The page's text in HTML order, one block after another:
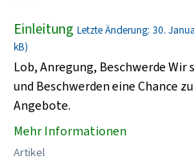
Einleitung Letzte Änderung: 30.
kB)
Lob, Anregung, Beschwerde Wir
und Beschwerden eine Chance
Angebote.
Mehr Informationen
Artikel